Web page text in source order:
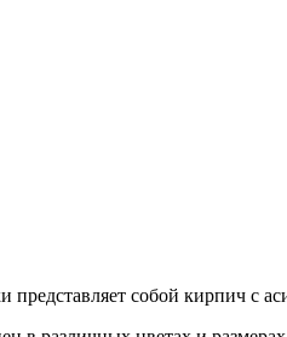
представляет собой кирпич с